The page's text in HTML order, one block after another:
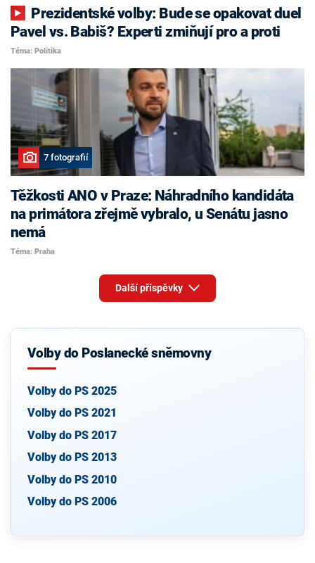
Pavel vs. Babiš? Experti zmiňují pro a proti
Téma: Politika
7 fotografií
Těžkosti ANO v Praze: Náhradního kandidáta
na primátora zřejmě vybralo, u Senátu jasno
nemá
Téma: Praha
Další příspěvky
Volby do Poslanecké sněmovny
Volby do PS 2025
Volby do PS 2021
Volby do PS 2017
Volby do PS 2013
Volby do PS 2010
Volby do PS 2006